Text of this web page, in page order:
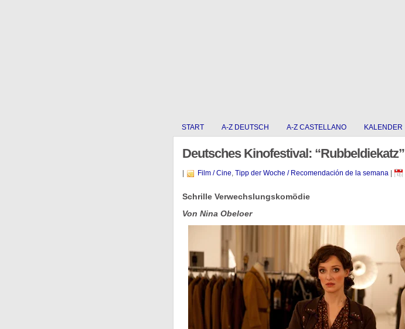
START A-Z DEUTSCH A-Z CASTELLANO KALENDER
Deutsches Kinofestival: “Rubbeldiekatz”
Film / Cine, Tipp der Woche / Recomendación de la semana|
Schrille Verwechslungskomödie
Von Nina Obeloer